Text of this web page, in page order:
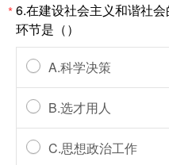
*6.在建设社会主义和谐社
环节是（）
A.科学决策
B.选才用人
C.思想政治工作